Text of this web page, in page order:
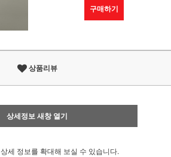
구매하기
상품리뷰
상세정보 새창 열기
상세 정보를 확대해 보실 수 있습니다.